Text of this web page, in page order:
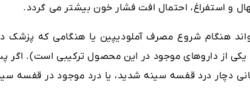
و استفراغ، احتمال افت فشار خون بیشتر می گردد.
هنگام شروع مصرف آملودیپین یا هنگامی که پزشک
یکی از داروهای موجود در این محصول ترکیبی است). اگر
دچار درد قفسه سینه شدید، یا درد موجود در قفسه